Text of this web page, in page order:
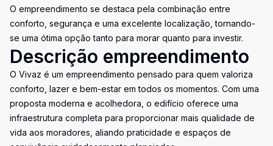
O empreendimento se destaca pela combinação entre
conforto, segurança e uma excelente localização, tornando-
se uma ótima opção tanto para morar quanto para investir.
Descrição empreendimento
O Vivaz é um empreendimento pensado para quem valoriza
conforto, lazer e bem-estar em todos os momentos. Com uma
proposta moderna e acolhedora, o edifício oferece uma
infraestrutura completa para proporcionar mais qualidade de
vida aos moradores, aliando praticidade e espaços de